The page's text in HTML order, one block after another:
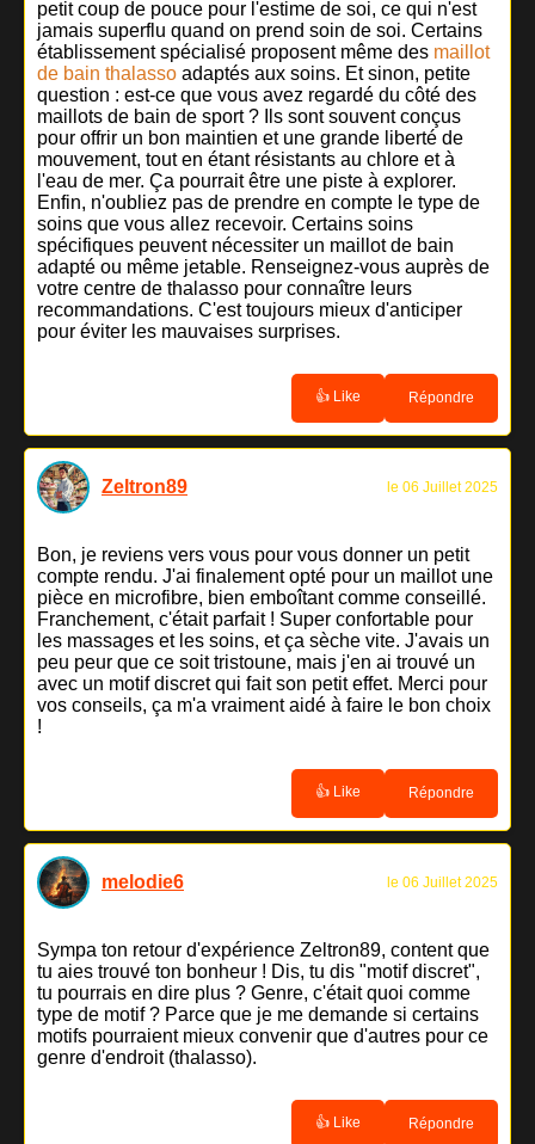
petit coup de pouce pour l'estime de soi, ce qui n'est
jamais superflu quand on prend soin de soi. Certains
établissement spécialisé proposent même des maillot
de bain thalasso adaptés aux soins. Et sinon, petite
question : est-ce que vous avez regardé du côté des
maillots de bain de sport ? Ils sont souvent conçus
pour offrir un bon maintien et une grande liberté de
mouvement, tout en étant résistants au chlore et à
l'eau de mer. Ça pourrait être une piste à explorer.
Enfin, n'oubliez pas de prendre en compte le type de
soins que vous allez recevoir. Certains soins
spécifiques peuvent nécessiter un maillot de bain
adapté ou même jetable. Renseignez-vous auprès de
votre centre de thalasso pour connaître leurs
recommandations. C'est toujours mieux d'anticiper
pour éviter les mauvaises surprises.
👍 Like Répondre
Zeltron89 le 06 Juillet 2025
Bon, je reviens vers vous pour vous donner un petit
compte rendu. J'ai finalement opté pour un maillot une
pièce en microfibre, bien emboîtant comme conseillé.
Franchement, c'était parfait ! Super confortable pour
les massages et les soins, et ça sèche vite. J'avais un
peu peur que ce soit tristoune, mais j'en ai trouvé un
avec un motif discret qui fait son petit effet. Merci pour
vos conseils, ça m'a vraiment aidé à faire le bon choix
!
👍 Like Répondre
melodie6 le 06 Juillet 2025
Sympa ton retour d'expérience Zeltron89, content que
tu aies trouvé ton bonheur ! Dis, tu dis "motif discret",
tu pourrais en dire plus ? Genre, c'était quoi comme
type de motif ? Parce que je me demande si certains
motifs pourraient mieux convenir que d'autres pour ce
genre d'endroit (thalasso).
👍 Like Répondre